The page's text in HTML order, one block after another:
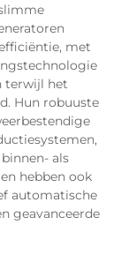
met
terwijl het
Hun robuuste
als
hebben ook
automatische
geavanceerde